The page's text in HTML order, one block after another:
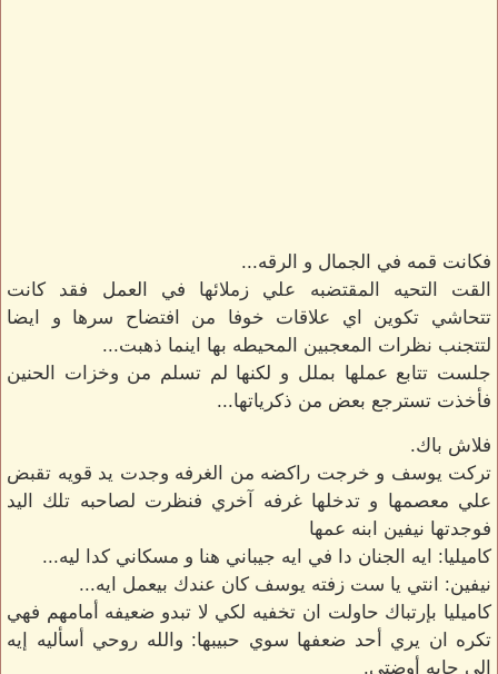
فكانت قمه في الجمال و الرقه...
القت التحيه المقتضبه علي زملائها في العمل فقد كانت
تتحاشي تكوين اي علاقات خوفا من افتضاح سرها و ايضا
لتتجنب نظرات المعجبين المحيطه بها اينما ذهبت...
جلست تتابع عملها بملل و لكنها لم تسلم من وخزات الحنين
فأخذت تسترجع بعض من ذكرياتها...
فلاش باك.
تركت يوسف و خرجت راكضه من الغرفه وجدت يد قويه تقبض
علي معصمها و تدخلها غرفه آخري فنظرت لصاحبه تلك اليد
فوجدتها نيفين ابنه عمها
كاميليا: ايه الجنان دا في ايه جيباني هنا و مسكاني كدا ليه...
نيفين: انتي يا ست زفته يوسف كان عندك بيعمل ايه...
كاميليا بإرتباك حاولت ان تخفيه لكي لا تبدو ضعيفه أمامهم فهي
تكره ان يري أحد ضعفها سوي حبيبها: والله روحي أسأليه إيه
إلى جابه أوضتي.